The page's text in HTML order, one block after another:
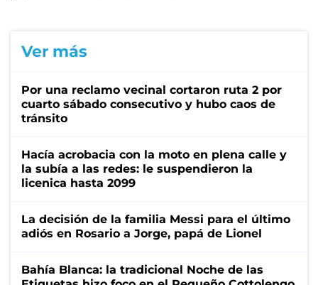
Ver más
Por una reclamo vecinal cortaron ruta 2 por
cuarto sábado consecutivo y hubo caos de
tránsito
Hacía acrobacia con la moto en plena calle y
la subía a las redes: le suspendieron la
licenica hasta 2099
La decisión de la familia Messi para el último
adiós en Rosario a Jorge, papá de Lionel
Bahía Blanca: la tradicional Noche de las